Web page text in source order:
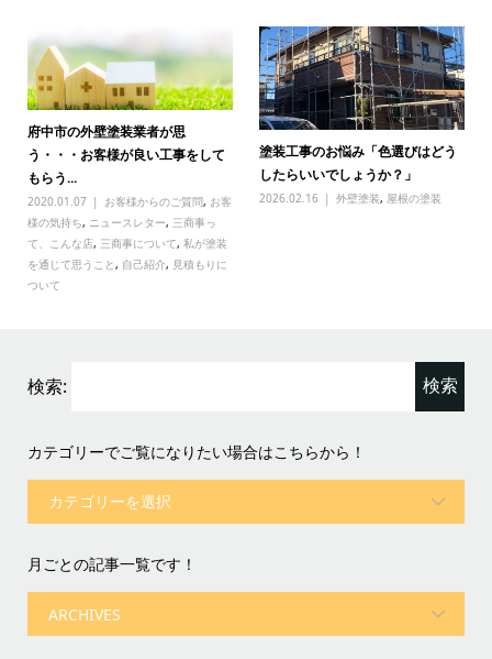
府中市の外壁塗装業者が思
う・・・お客様が良い工事をして
もらう...
2020.01.07 お客様からのご質問, お客
様の気持ち, ニュースレター, 三商事っ
て、こんな店, 三商事について, 私が塗装
を通じて思うこと, 自己紹介, 見積もりに
ついて
塗装工事のお悩み「色選びはどう
したらいいでしょうか？」
2026.02.16 外壁塗装, 屋根の塗装
検索:
カテゴリーでご覧になりたい場合はこちらから！
月ごとの記事一覧です！